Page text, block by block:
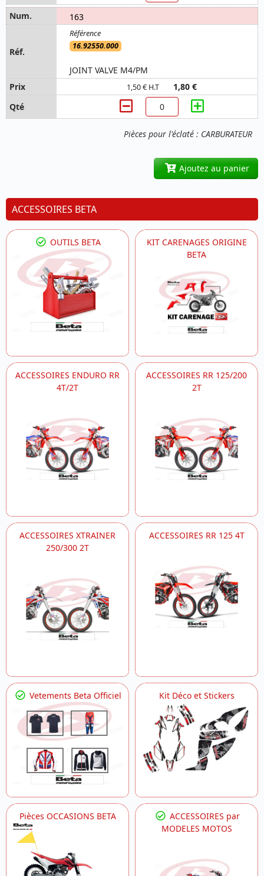
Pièces pour l'éclaté : CARBURATEUR
163
16.92550.000
JOINT VALVE M4/PM
1,50 € H.T 1,80 €
Ajoutez au panier
ACCESSOIRES BETA
OUTILS BETA
KIT CARENAGES ORIGINE
BETA
ACCESSOIRES ENDURO RR
4T/2T
ACCESSOIRES RR 125/200
2T
ACCESSOIRES XTRAINER
250/300 2T
ACCESSOIRES RR 125 4T
Vetements Beta Officiel Kit Déco et Stickers
Pièces OCCASIONS BETA
ACCESSOIRES par
MODELES MOTOS